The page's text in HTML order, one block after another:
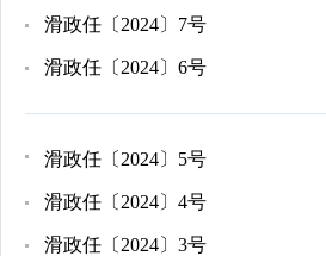
滑政任〔2024〕7号
滑政任〔2024〕6号
滑政任〔2024〕5号
滑政任〔2024〕4号
滑政任〔2024〕3号